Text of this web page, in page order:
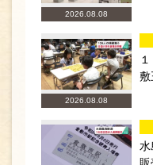
2026.08.08
2026.08.08
敷
水